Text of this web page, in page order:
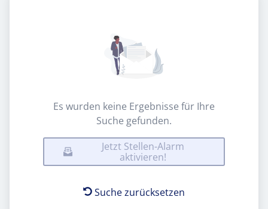
Es wurden keine Ergebnisse für Ihre
Suche gefunden.
Jetzt Stellen-Alarm
aktivieren!
Suche zurücksetzen